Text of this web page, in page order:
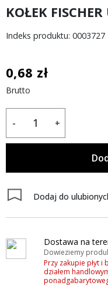
KOŁEK
Indeks produktu: 0003727
0,68 zł
Brutto
- +
Dodaj do
Dostawa na
Dowieziemy
Przy zakupie płyt
działem